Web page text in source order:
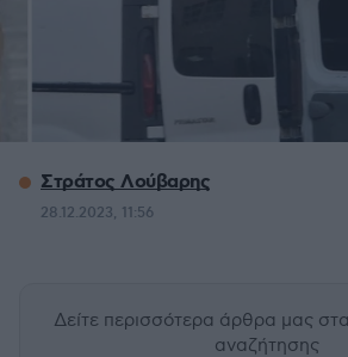
Στράτος Λούβαρης
28.12.2023, 11:56
Δείτε περισσότερα άρθρα μας
αναζήτησης